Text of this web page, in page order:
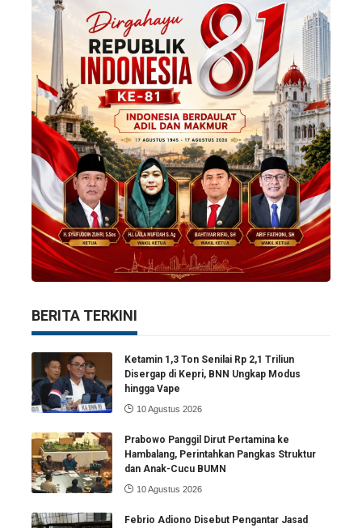
BERITA TERKINI
Ketamin 1,3 Ton Senilai Rp 2,1 Triliun
Disergap di Kepri, BNN Ungkap Modus
hingga Vape
10 Agustus 2026
Prabowo Panggil Dirut Pertamina ke
Hambalang, Perintahkan Pangkas Struktur
dan Anak-Cucu BUMN
10 Agustus 2026
Febrio Adiono Disebut Pengantar Jasad